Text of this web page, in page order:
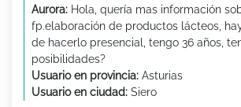
Aurora: Hola, quería mas información
fp.elaboración de productos lácteos,
de hacerlo presencial, tengo 36 años,
posibilidades?
Usuario en provincia: Asturias
Usuario en ciudad: Siero